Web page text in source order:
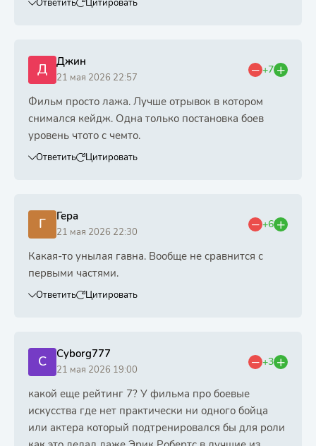
Ответить Цитировать
Д Джин
21 мая 2026 22:57
+7
Фильм просто лажа. Лучше отрывок в котором
снимался кейдж. Одна только постановка боев
уровень чтото с чемто.
Ответить Цитировать
Г Гера
21 мая 2026 22:30
+6
Какая-то унылая гавна. Вообще не сравнится с
первыми частями.
Ответить Цитировать
C Cyborg777
21 мая 2026 19:00
+3
какой еще рейтинг 7? У фильма про боевые
искусства где нет практически ни одного бойца
или актера который подтренировался бы для роли